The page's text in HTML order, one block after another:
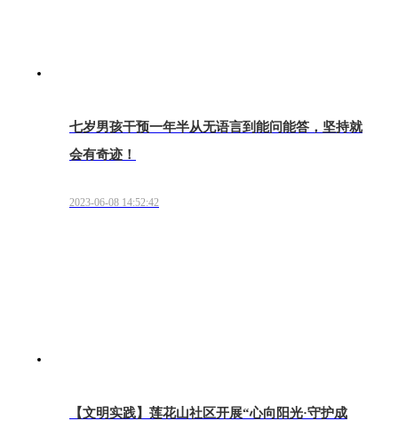
七岁男孩干预一年半从无语言到能问能答，坚持就
会有奇迹！
2023-06-08 14:52:42
【文明实践】莲花山社区开展“心向阳光·守护成